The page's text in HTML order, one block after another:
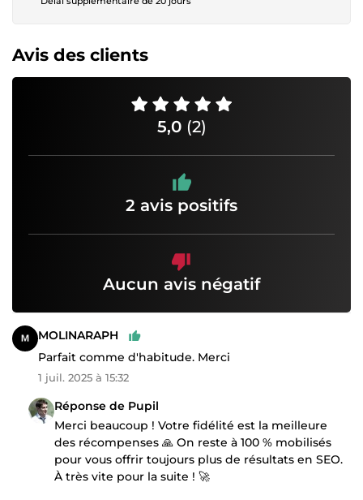
Avis des clients
5,0 (2)
2 avis positifs
Aucun avis négatif
MOLINARAPH
Parfait comme d'habitude. Merci
1 juil. 2025 à 15:32
Réponse de Pupil
Merci beaucoup ! Votre fidélité est la meilleure
des récompenses 🙏 On reste à 100 % mobilisés
pour vous offrir toujours plus de résultats en SEO.
À très vite pour la suite ! 🚀